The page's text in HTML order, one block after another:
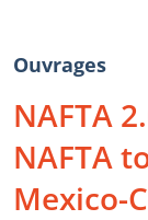
Ouvrages
NAFTA
NAFTA
Mexico-